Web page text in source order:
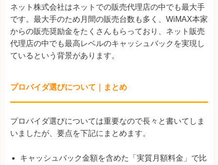
ネット株式会社はネットでの販売代理店の中でも最大手
です。最大手のため月間の販売台数も多く、WiMAX本家
からの販売奨励金をたくさんもらっており、ネット販売
代理店の中でも最高レベルのキャッシュバックを実現し
ているという背景があります。
プロバイダ選びについて｜まとめ
プロバイダ選びについては重要なので長々と書いてしま
いましたが、要点を下記にまとめます。
キャッシュバック金額を含めた「実質月額料金」で比